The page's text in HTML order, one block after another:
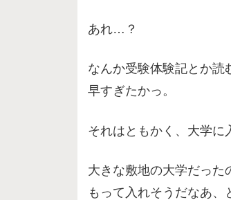
あれ…？
なんか受験体験記とか読
早すぎたかっ。
それはともかく、大学に
大きな敷地の大学だった
もって入れそうだなあ、